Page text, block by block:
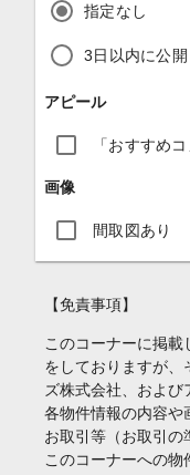
指定なし
3日以内に公開
アピール
「おすすめ
画像
間取図あり
【免責事項】
このコーナーに掲
をしておりますが
ズ株式会社、および
各物件情報の内容や
お取引等（お取引の
このコーナーへの